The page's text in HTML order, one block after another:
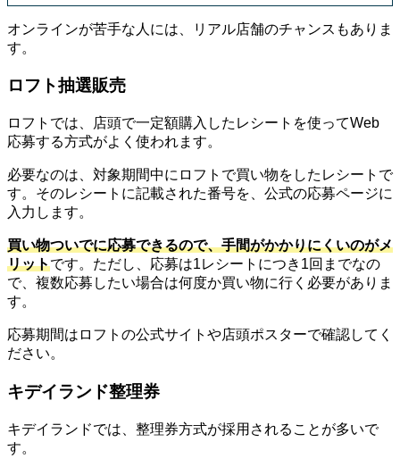
オンラインが苦手な人には、リアル店舗のチャンスもありま
す。
ロフト抽選販売
ロフトでは、店頭で一定額購入したレシートを使ってWeb
応募する方式がよく使われます。
必要なのは、対象期間中にロフトで買い物をしたレシートで
す。そのレシートに記載された番号を、公式の応募ページに
入力します。
買い物ついでに応募できるので、手間がかかりにくいのがメ
リットです。ただし、応募は1レシートにつき1回までなの
で、複数応募したい場合は何度か買い物に行く必要がありま
す。
応募期間はロフトの公式サイトや店頭ポスターで確認してく
ださい。
キデイランド整理券
キデイランドでは、整理券方式が採用されることが多いで
す。